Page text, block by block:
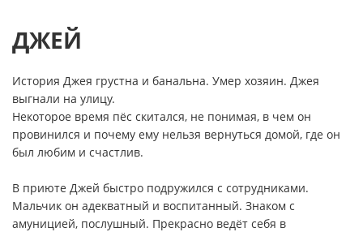
ДЖЕЙ
История Джея грустна и банальна. Умер хозяин. Джея
выгнали на улицу.
Некоторое время пёс скитался, не понимая, в чем он
провинился и почему ему нельзя вернуться домой, где он
был любим и счастлив.
В приюте Джей быстро подружился с сотрудниками.
Мальчик он адекватный и воспитанный. Знаком с
амуницией, послушный. Прекрасно ведёт себя в